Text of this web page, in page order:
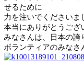
せるために
力を注いでくださいま
本当にありがとうござ
みなさんは、日本の誇
ボランティアのみなさ